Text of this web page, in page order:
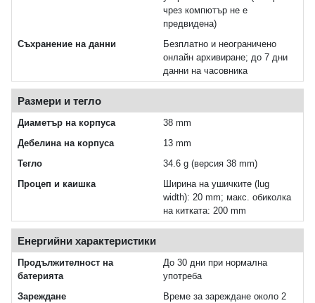
чрез компютър не е
предвидена)
Съхранение на данни
Безплатно и неограничено
онлайн архивиране; до 7 дни
данни на часовника
Размери и тегло
Диаметър на корпуса
38 mm
Дебелина на корпуса
13 mm
Тегло
34.6 g (версия 38 mm)
Процеп и каишка
Ширина на ушичките (lug
width): 20 mm; макс. обиколка
на китката: 200 mm
Енергийни характеристики
Продължителност на
батерията
До 30 дни при нормална
употреба
Зареждане
Време за зареждане около 2